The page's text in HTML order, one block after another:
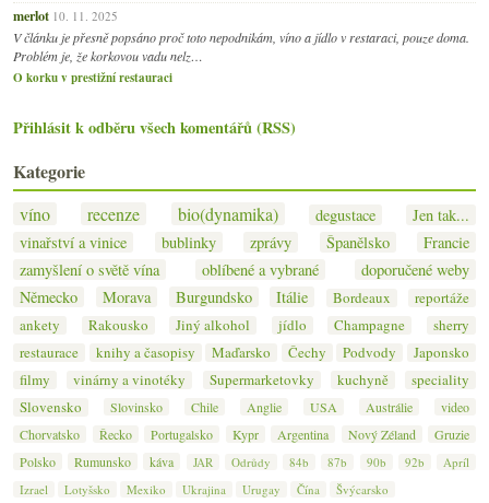
merlot 10. 11. 2025
V článku je přesně popsáno proč toto nepodnikám, víno a jídlo v restaraci, pouze doma.
Problém je, že korkovou vadu nelz…
O korku v prestižní restauraci
Přihlásit k odběru všech komentářů (RSS)
Kategorie
víno recenze bio(dynamika) degustace
Jen tak...
vinařství a vinice
bublinky zprávy Španělsko
Francie
zamyšlení o světě vína
oblíbené a vybrané
doporučené weby
Německo
Morava Burgundsko Itálie Bordeaux
reportáže
ankety
Rakousko Jiný alkohol jídlo Champagne
sherry
restaurace
knihy a časopisy Maďarsko Čechy Podvody
Japonsko
filmy
vinárny a vinotéky Supermarketovky kuchyně
speciality
Slovensko
Slovinsko Chile Anglie USA Austrálie
video
Chorvatsko
Řecko Portugalsko Kypr Argentina Nový Zéland
Gruzie
Polsko
Rumunsko káva JAR Odrůdy 84b 87b 90b 92b
Apríl
Izrael
Lotyšsko Mexiko Ukrajina Urugay Čína Švýcarsko